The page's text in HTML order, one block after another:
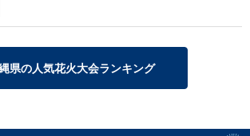
県の人気花火大会ランキング